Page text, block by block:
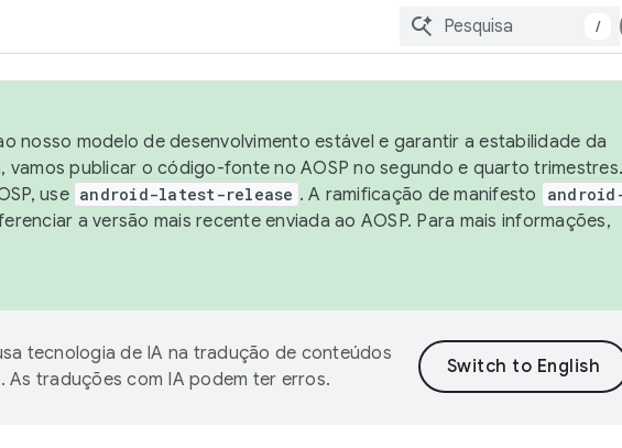
/
nosso modelo de desenvolvimento estável e garantir a estabilidade da
vamos publicar o código-fonte no AOSP no segundo e quarto trimestres.
use android-latest-release . A ramificação de manifesto
a versão mais recente enviada ao AOSP. Para mais informações,
tecnologia de IA na tradução de conteúdos
As traduções com IA podem ter erros.